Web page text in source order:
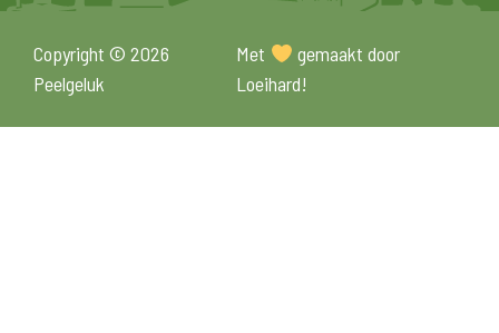
Copyright © 2026
Peelgeluk
Met
gemaakt door
Loeihard!